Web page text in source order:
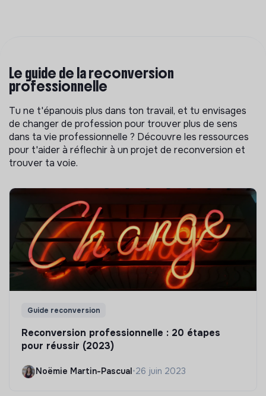
Le guide de la reconversion
professionnelle
Tu ne t'épanouis plus dans ton travail, et tu envisages
de changer de profession pour trouver plus de sens
dans ta vie professionnelle ? Découvre les ressources
pour t'aider à réflechir à un projet de reconversion et
trouver ta voie.
Guide reconversion
Reconversion professionnelle : 20 étapes
pour réussir (2023)
Noëmie Martin-Pascual •26 juin 2023